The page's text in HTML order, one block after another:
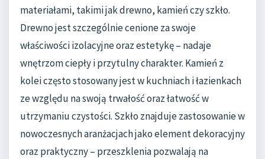
materiałami, takimi jak drewno, kamień czy szkło.
Drewno jest szczególnie cenione za swoje
właściwości izolacyjne oraz estetykę – nadaje
wnętrzom ciepły i przytulny charakter. Kamień z
kolei często stosowany jest w kuchniach i łazienkach
ze względu na swoją trwałość oraz łatwość w
utrzymaniu czystości. Szkło znajduje zastosowanie w
nowoczesnych aranżacjach jako element dekoracyjny
oraz praktyczny – przeszklenia pozwalają na